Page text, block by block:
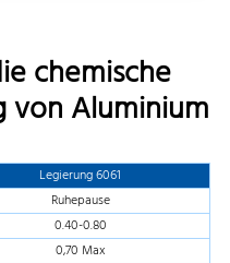
chemische
von Aluminium
Legierung 6061
Ruhepause
0.40-0.80
0,70 Max